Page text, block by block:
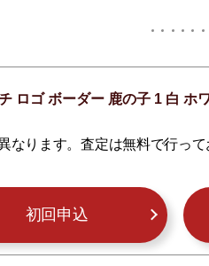
ロゴ ボーダー 鹿の子 1 白
なります。査定は無料で行っ
初回申込